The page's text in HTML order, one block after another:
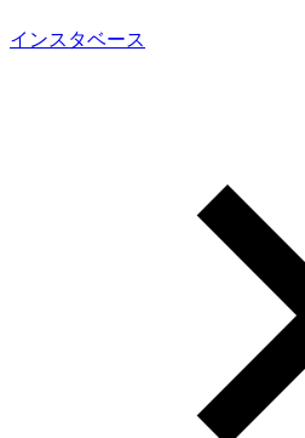
インスタベース